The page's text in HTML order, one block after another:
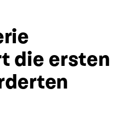
die ersten